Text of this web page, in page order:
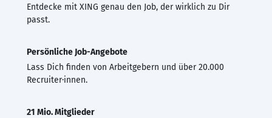
Entdecke mit XING genau den Job, der wirklich zu Dir
passt.
Persönliche Job-Angebote
Lass Dich finden von Arbeitgebern und über 20.000
Recruiter·innen.
21 Mio. Mitglieder